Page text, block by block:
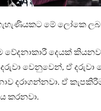
මේ ලෝකෙ
දෙයක්
වෙනුවෙන්, ඒ
දරාගන්නවා. ඒ
කරනවා.